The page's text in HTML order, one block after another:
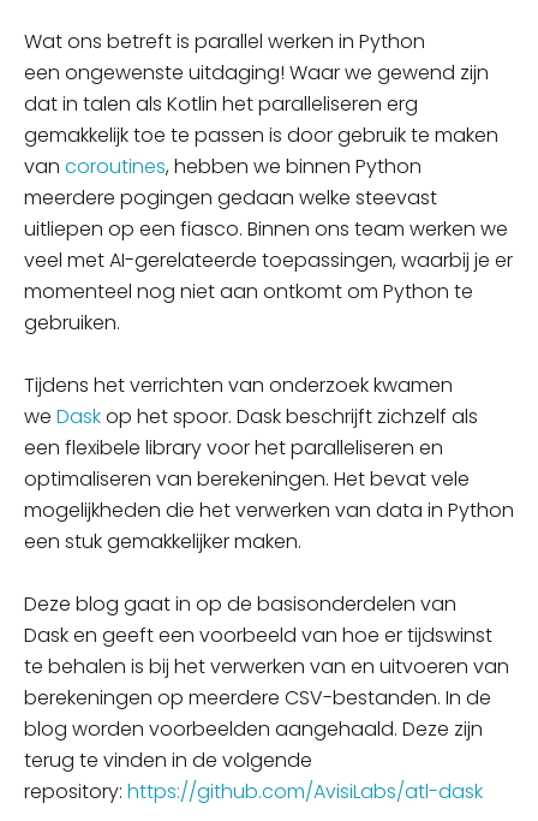
Watons betreftis parallel werken in Python
een ongewenste uitdaging! Waar we gewend zijn
dat in talen als Kotlin het paralleliseren erg
gemakkelijktoe te passen is door gebruik te maken
van coroutines, hebben we binnen Python
meerdere pogingen gedaan welke steevast
uitliepen op een fiasco. Binnen ons team werken we
veel met AI-gerelateerde toepassingen,waarbij je er
momenteel nog niet aan ontkomt om Python te
gebruiken.
Tijdens het verrichten van onderzoek kwamen
we Daskop het spoor. Dask beschrijft zichzelf als
een flexibele library voor het paralleliseren en
optimaliseren van berekeningen. Het bevat vele
mogelijkheden die het verwerken van data in Python
een stuk gemakkelijker maken.
Deze blog gaat in op de basisonderdelen van
Dasken geeft een voorbeeld van hoe ertijdswinst
te behalen is bij het verwerken van en uitvoeren van
berekeningen op meerdere CSV-bestanden. In de
blog worden voorbeelden aangehaald. Deze zijn
terug te vinden in de volgende
repository: https://github.com/AvisiLabs/atl-dask